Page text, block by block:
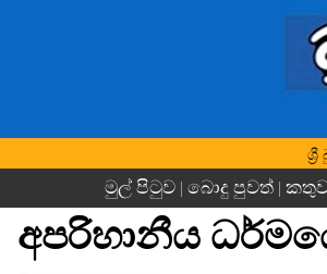
මුල් පිටුව | බොදු පුවත්|
අපරිහානීය